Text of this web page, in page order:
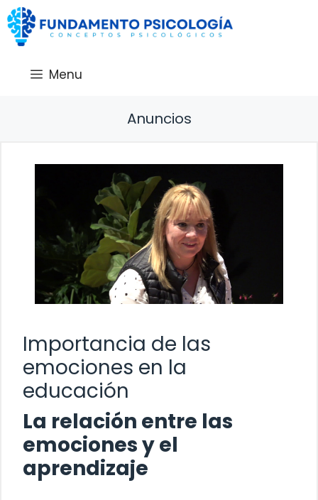
Saltar
al
contenido
Menu
Anuncios
Importancia de las
emociones en la
educación
La relación entre las
emociones y el
aprendizaje